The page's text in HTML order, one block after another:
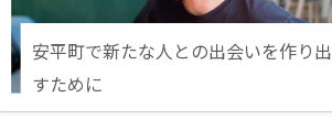
安平町で新たな人との出会いを作り出
すために